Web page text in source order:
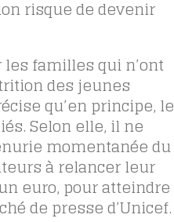
risque de devenir
familles qui n’ont
des jeunes
qu’en principe, le
Selon elle, il ne
momentanée du
à relancer leur
euro, pour atteindre
de presse d’Unicef.